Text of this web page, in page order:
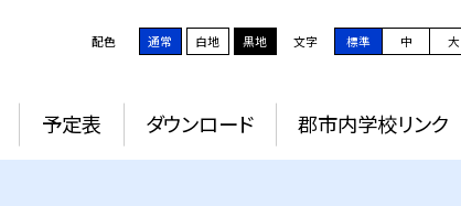
配色 通常 白地 黒地 文字 標準 中 大
予定表 ダウンロード 郡市内学校リンク